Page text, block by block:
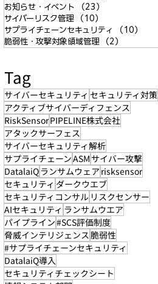
お知らせ・イベント
（23）
サイバーリスク管理
（10）
サプライチェーンセキュリティ
（10）
脆弱性・攻撃対象領域管理
（2）
Tag
サイバーセキュリティ セキュリティ対策
アクティブサイバーディフェンス
RiskSensorPIPELINE株式会社
アタックサーフェス
サイバーセキュリティ解析
サプライチェーンASM サイバー攻撃
DatalaiQ ランサムウェア risksensor
セキュリティ ダークウエブ
セキュリティコンサル リスクセンサー
AIセキュリティ ランサムウエア
パイプライン#SCS評価制度
脅威インテリジェンス 脆弱性
#サプライチェーンセキュリティ
DatalaiQ導入
セキュリティチェックシート